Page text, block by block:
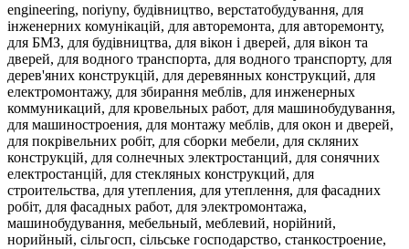
engineering, noriyny, будівництво, верстатобудування, для
інженерних комунікацій, для авторемонта, для авторемонту,
для БМЗ, для будівництва, для вікон і дверей, для вікон та
дверей, для водного транспорта, для водного транспорту, для
дерев'яних конструкцій, для деревянных конструкций, для
електромонтажу, для збирання меблів, для инженерных
коммуникаций, для кровельных работ, для машинобудування,
для машиностроения, для монтажу меблів, для окон и дверей,
для покрівельних робіт, для сборки мебели, для скляних
конструкцій, для солнечных электростанций, для сонячних
електростанцій, для стекляных конструкций, для
строительства, для утепления, для утеплення, для фасадних
робіт, для фасадных работ, для электромонтажа,
машинобудування, мебельный, меблевий, норійний,
норийный, сільгосп, сільське господарство, станкостроение,